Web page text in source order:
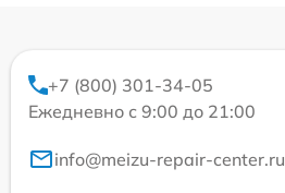
+7 (800) 301-34-05
Ежедневно с 9:00 до 21:00
info@meizu-repair-center.ru